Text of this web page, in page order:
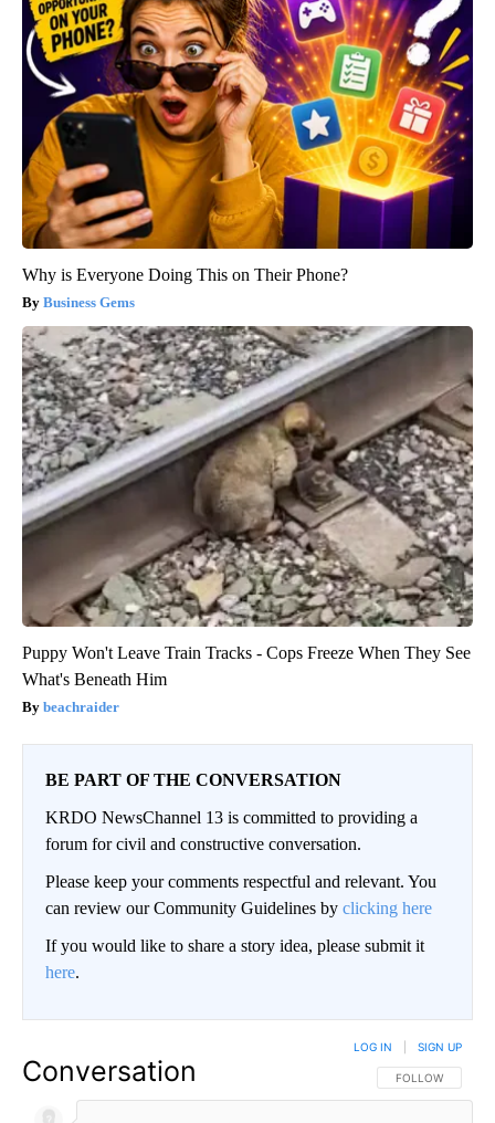
Why is Everyone Doing This on Their Phone?
Business Gems
Puppy Won't Leave Train Tracks - Cops Freeze When They See
What's Beneath Him
beachraider
BE PART OF THE CONVERSATION
KRDO NewsChannel 13 is committed to providing a
forum for civil and constructive conversation.
Please keep your comments respectful and relevant. You
can review our Community Guidelines by clicking here
If you would like to share a story idea, please submit it
here.
Conversation FOLLOW THIS
FOLLOW
LOG IN SIGN UP